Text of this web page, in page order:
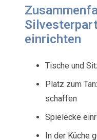
einrichten
Tische und
Platz zum
schaffen
Spielecke
In der Küche